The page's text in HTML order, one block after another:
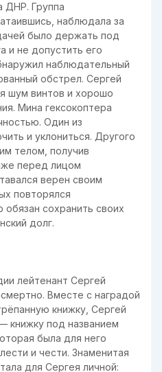
ДНР. Группа
наблюдала за
было держать под
и не допустить его
наблюдательный
обстрел. Сергей
шум винтов и хорошо
Мина гексокоптера
Один из
и уклониться. Другого
телом, получив
перед лицом
верен своим
повторялся
сохранить своих
долг.
лейтенант Сергей
Вместе с наградой
книжку, Сергей
книжку под названием
была для него
и чести. Знаменитая
для Сергея личной: